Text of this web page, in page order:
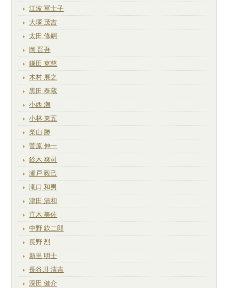
江波 冨士子
大塚 茂吉
太田 修嗣
岡 晋吾
鎌田 克慈
木村 展之
黒田 泰蔵
小西 潮
小林 東五
柴山 勝
菅原 伸一
鈴木 爽司
瀬戸 毅己
滝口 和男
津田 清和
直木 美佐
中野 欽二郎
長野 烈
新里 明士
長谷川 清吉
深田 健介